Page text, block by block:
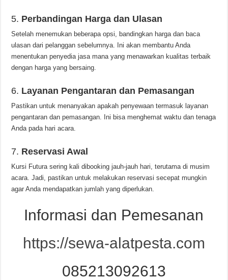
5. Perbandingan Harga dan Ulasan
Setelah menemukan beberapa opsi, bandingkan harga dan baca
ulasan dari pelanggan sebelumnya. Ini akan membantu Anda
menentukan penyedia jasa mana yang menawarkan kualitas terbaik
dengan harga yang bersaing.
6. Layanan Pengantaran dan Pemasangan
Pastikan untuk menanyakan apakah penyewaan termasuk layanan
pengantaran dan pemasangan. Ini bisa menghemat waktu dan tenaga
Anda pada hari acara.
7. Reservasi Awal
Kursi Futura sering kali dibooking jauh-jauh hari, terutama di musim
acara. Jadi, pastikan untuk melakukan reservasi secepat mungkin
agar Anda mendapatkan jumlah yang diperlukan.
Informasi dan Pemesanan
https://sewa-alatpesta.com
085213092613